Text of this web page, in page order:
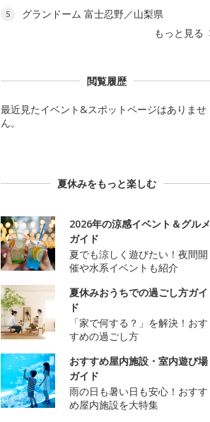
5
グランドーム 富士忍野／山梨県
もっと見る
閲覧履歴
最近見たイベント&スポットページはありませ
ん。
夏休みをもっと楽しむ
2026年の涼感イベント＆グルメ
ガイド
夏でも涼しく遊びたい！夜間開
催や水系イベントも紹介
夏休みおうちでの過ごし方ガイ
ド
「家で何する？」を解決！おす
すめの過ごし方
おすすめ屋内施設・室内遊び場
ガイド
雨の日も暑い日も安心！おすす
め屋内施設を大特集